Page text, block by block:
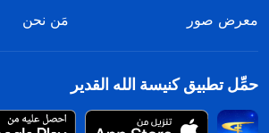
معرض صور
مَن نحن
حمِّل تطبيق كنيسة الله القدير